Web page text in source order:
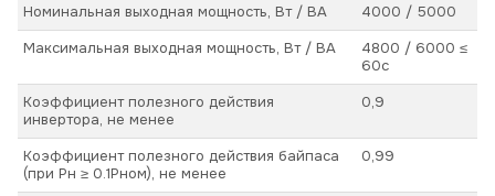
Номинальная выходная мощность, Вт / ВА
4000 / 5000
Максимальная выходная мощность, Вт / ВА
4800 / 6000 ≤
60с
Коэффициент полезного действия
инвертора, не менее
0,9
Коэффициент полезного действия байпаса
(при Pн ≥ 0.1Pном), не менее
0,99